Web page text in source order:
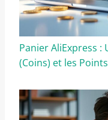
Panier AliExpress :
(Coins) et les